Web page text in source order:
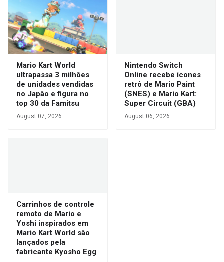
Mario Kart World
ultrapassa 3 milhões
de unidades vendidas
no Japão e figura no
top 30 da Famitsu
August 07, 2026
Nintendo Switch
Online recebe ícones
retrô de Mario Paint
(SNES) e Mario Kart:
Super Circuit (GBA)
August 06, 2026
Carrinhos de controle
remoto de Mario e
Yoshi inspirados em
Mario Kart World são
lançados pela
fabricante Kyosho Egg